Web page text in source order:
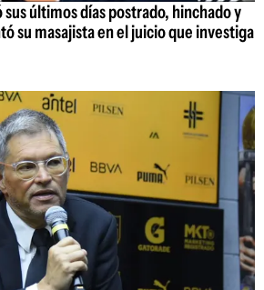
sus últimos días postrado, hinchado y
su masajista en el juicio que investiga